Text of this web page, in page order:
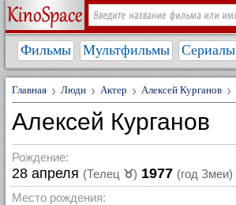
Фильмы Мультфильмы Сериалы
Главная Люди Актер Алексей Курганов
Алексей Курганов
Рождение:
28 апреля (Телец ♉) 1977 (год Змеи)
Место рождения: